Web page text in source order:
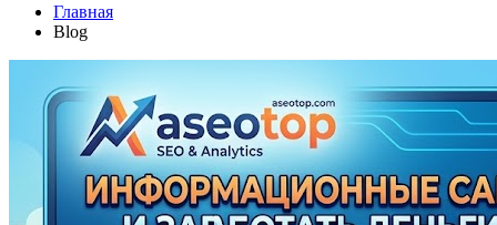
Главная
Blog